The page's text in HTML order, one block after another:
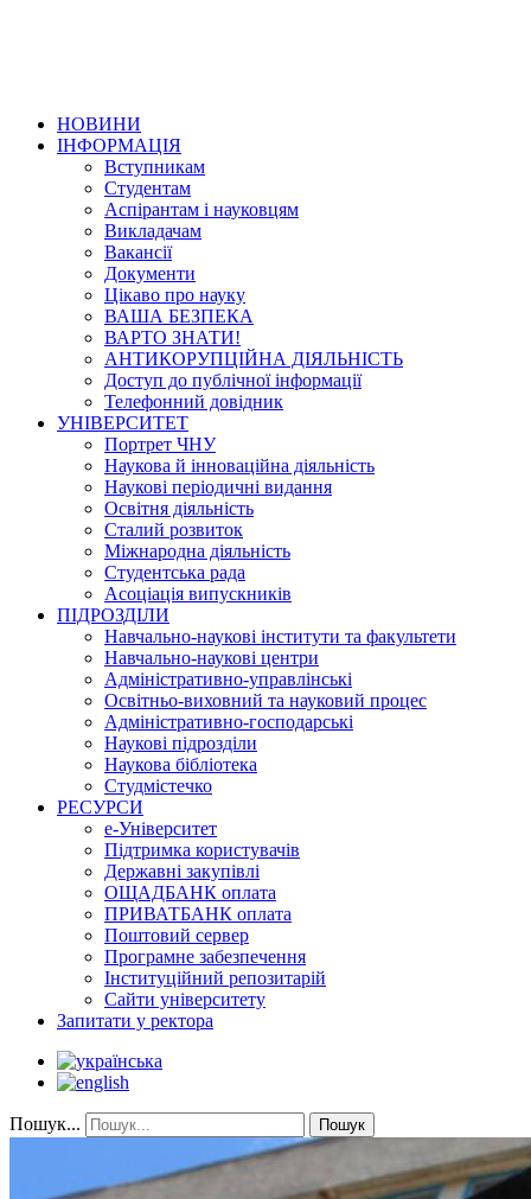
НОВИНИ
ІНФОРМАЦІЯ
Вступникам
Студентам
Аспірантам і науковцям
Викладачам
Вакансії
Документи
Цікаво про науку
ВАША БЕЗПЕКА
ВАРТО ЗНАТИ!
АНТИКОРУПЦІЙНА ДІЯЛЬНІСТЬ
Доступ до публічної інформації
Телефонний довідник
УНІВЕРСИТЕТ
Портрет ЧНУ
Наукова й інноваційна діяльність
Наукові періодичні видання
Освітня діяльність
Сталий розвиток
Міжнародна діяльність
Студентська рада
Асоціація випускників
ПІДРОЗДІЛИ
Навчально-наукові інститути та факультети
Навчально-наукові центри
Адміністративно-управлінські
Освітньо-виховний та науковий процес
Адміністративно-господарські
Наукові підрозділи
Наукова бібліотека
Студмістечко
РЕСУРСИ
е-Університет
Підтримка користувачів
Державні закупівлі
ОЩАДБАНК оплата
ПРИВАТБАНК оплата
Поштовий сервер
Програмне забезпечення
Інституційний репозитарій
Сайти університету
Запитати у ректора
Пошук... Пошук